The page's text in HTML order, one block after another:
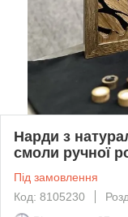
Нарди з
смоли ручної
Під замовлення
Код: 8105230